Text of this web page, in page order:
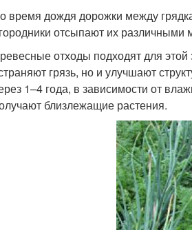
время дождя дорожки между
отсыпают их различными
отходы подходят для
грязь, но и улучшают
1–4 года, в зависимости от
близлежащие растения.